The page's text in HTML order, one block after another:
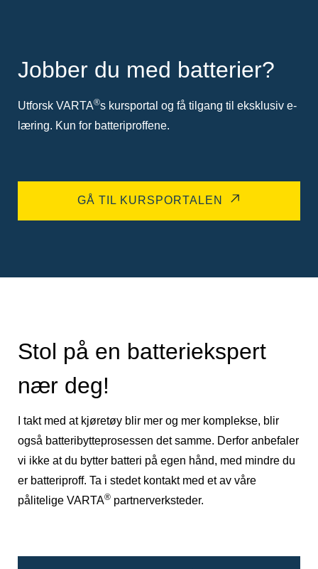
Jobber du med batterier?
Utforsk VARTA®s kursportal og få tilgang til eksklusiv e-
læring. Kun for batteriproffene.
GÅ TIL KURSPORTALEN
Stol på en batteriekspert
nær deg!
I takt med at kjøretøy blir mer og mer komplekse, blir
også batteribytteprosessen det samme. Derfor anbefaler
vi ikke at du bytter batteri på egen hånd, med mindre du
er batteriproff. Ta i stedet kontakt med et av våre
pålitelige VARTA® partnerverksteder.